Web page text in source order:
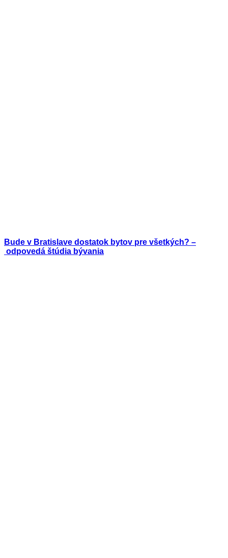
Bude v Bratislave dostatok bytov pre všetkých? –
odpovedá štúdia bývania